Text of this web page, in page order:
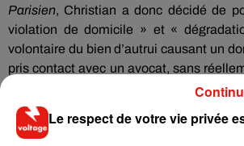
Parisien, Christian a donc décidé de
violation de domicile » et «
volontaire du bien d’autrui causant un
pris contact avec un avocat, sans
pourra enfin s’installer dans sa nouvelle
Le respect de votre vie privée